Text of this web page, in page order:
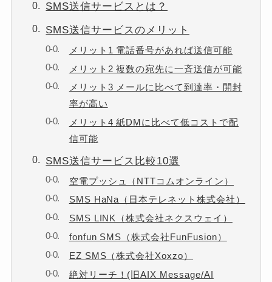
SMS送信サービスとは？
SMS送信サービスのメリット
メリット1 電話番号があれば送信可能
メリット2 複数の宛先に一斉送信が可能
メリット3 メールに比べて到達率・開封
率が高い
メリット4 紙DMに比べて低コストで配
信可能
SMS送信サービス比較10選
空電プッシュ（NTTコムオンライン）
SMS HaNa（日本テレネット株式会社）
SMS LINK（株式会社ネクスウェイ）
fonfun SMS（株式会社FunFusion）
EZ SMS（株式会社Xoxzo）
絶対リーチ！(旧AIX Message/AI